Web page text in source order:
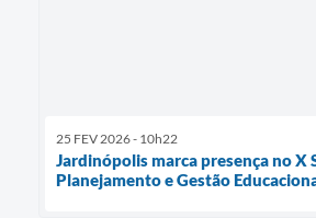
25 FEV 2026 - 10h22
Jardinópolis marca presença no X
Planejamento e Gestão